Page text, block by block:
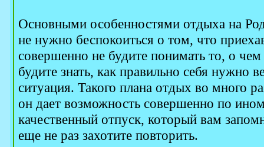
Основными особенностями отдыха на
не нужно беспокоиться о том, что
совершенно не будите понимать то, о
будите знать, как правильно себя нужно
ситуация. Такого плана отдых во много
он дает возможность совершенно по
качественный отпуск, который вам
еще не раз захотите повторить.